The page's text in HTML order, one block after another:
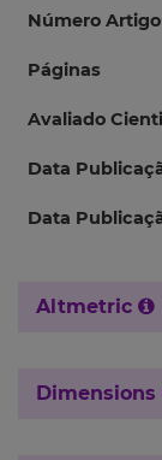
Número Artigo
Páginas
Avaliado
Data
Data
Altmetric
Dimensions